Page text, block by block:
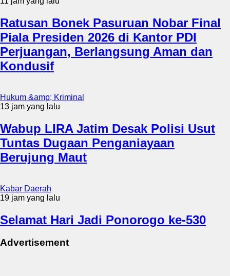
Ratusan Bonek Pasuruan Nobar Final
Piala Presiden 2026 di Kantor PDI
Perjuangan, Berlangsung Aman dan
Kondusif
Hukum &amp; Kriminal
13 jam yang lalu
Wabup LIRA Jatim Desak Polisi Usut
Tuntas Dugaan Penganiayaan
Berujung Maut
Kabar Daerah
19 jam yang lalu
Selamat Hari Jadi Ponorogo ke-530
Advertisement